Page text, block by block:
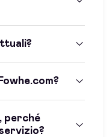
perché